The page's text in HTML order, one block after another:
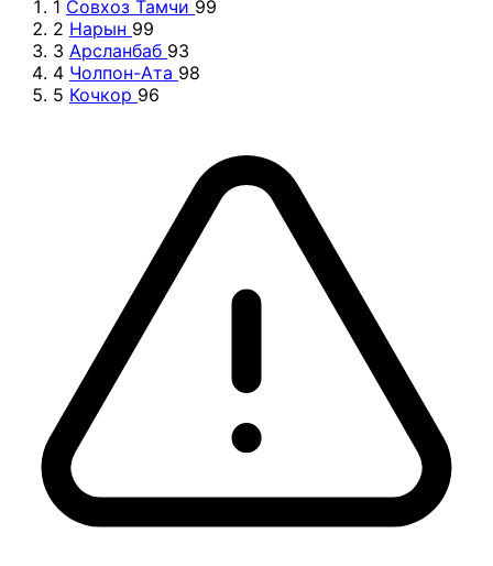
1 Совхоз Тамчи 99
2 Нарын 99
3 Арсланбаб 93
4 Чолпон-Ата 98
5 Кочкор 96